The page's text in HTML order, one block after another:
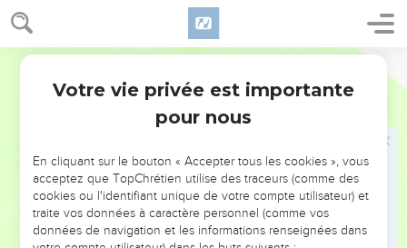
2 Chroniques 15
mourir.
14 Ils prononcent leur serment à haute voix, au milieu des cris
Tous les habitants de Juda se réjouissent de cet
engagement, car ils le prennent de tout leur cœur. Tout le
monde cherche le SEIGNEUR de tout son cœur, et il se laisse
trouver par eux. Il leur donne la paix sur toutes leurs
frontières.
Le roi Asa enlève à sa grand-mère Maaka son titre de
« Première Dame », parce qu’elle a fait fabriquer une horrible
Votre vie privée est importante
pour nous
En cliquant sur le bouton « Accepter tous les cookies », vous
acceptez que TopChrétien utilise des traceurs (comme des
cookies ou l'identifiant unique de votre compte utilisateur) et
traite vos données à caractère personnel (comme vos
données de navigation et les informations renseignées dans